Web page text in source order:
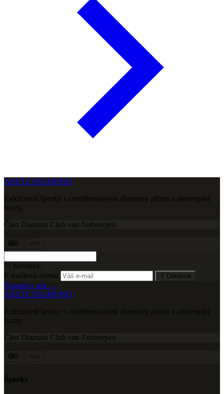
ARETE DIAMOND
Exkluzivní šperky s certifikovanými diamanty přímo z antverpské
burzy.
Člen Diamant Club van Antwerpen
Novinky:
E-mailová adresa
Odebírat
Napsali o nás →
ARETE DIAMOND
Exkluzivní šperky s certifikovanými diamanty přímo z antverpské
burzy.
Člen Diamant Club van Antwerpen
Šperky